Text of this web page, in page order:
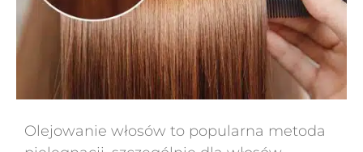
Olejowanie włosów to popularna metoda